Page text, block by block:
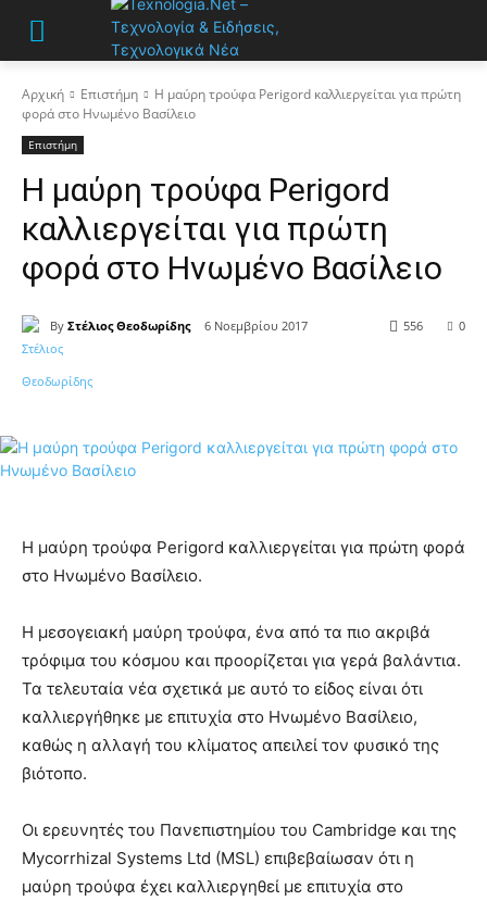
Αρχική Επιστήμη
Η μαύρη τρούφα Perigord καλλιεργείται για πρώτη
φορά στο Ηνωμένο Βασίλειο
Επιστήμη
Η μαύρη τρούφα Perigord
καλλιεργείται για πρώτη
φορά στο Ηνωμένο Βασίλειο
By Στέλιος Θεοδωρίδης 6 Νοεμβρίου 2017 0
556
Η μαύρη τρούφα Perigord καλλιεργείται για πρώτη φορά
στο Ηνωμένο Βασίλειο.
Η μεσογειακή μαύρη τρούφα, ένα από τα πιο ακριβά
τρόφιμα του κόσμου και προορίζεται για γερά βαλάντια.
Τα τελευταία νέα σχετικά με αυτό το είδος είναι ότι
καλλιεργήθηκε με επιτυχία στο Ηνωμένο Βασίλειο,
καθώς η αλλαγή του κλίματος απειλεί τον φυσικό της
βιότοπο.
Οι ερευνητές του Πανεπιστημίου του Cambridge και της
Mycorrhizal Systems Ltd (MSL) επιβεβαίωσαν ότι η
μαύρη τρούφα έχει καλλιεργηθεί με επιτυχία στο